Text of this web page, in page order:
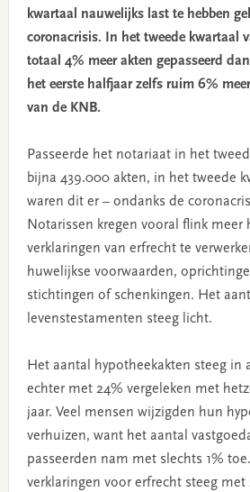
kwartaal nauwelijks last te hebben
coronacrisis. In het tweede kwartaal
totaal 4% meer akten gepasseerd
het eerste halfjaar zelfs ruim 6%
van de KNB.
Passeerde het notariaat in het
bijna 439.000 akten, in het tweede
waren dit er – ondanks de
Notarissen kregen vooral flink meer
verklaringen van erfrecht te
huwelijkse voorwaarden,
stichtingen of schenkingen. Het
levenstestamenten steeg licht.
Het aantal hypotheekakten steeg in
echter met 24% vergeleken met
jaar. Veel mensen wijzigden hun
verhuizen, want het aantal
passeerden nam met slechts 1%
verklaringen voor erfrecht steeg met